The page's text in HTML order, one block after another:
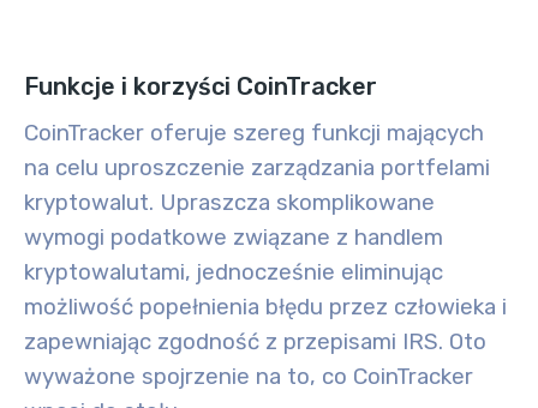
Funkcje i korzyści CoinTracker
CoinTracker oferuje szereg funkcji mających
na celu uproszczenie zarządzania portfelami
kryptowalut. Upraszcza skomplikowane
wymogi podatkowe związane z handlem
kryptowalutami, jednocześnie eliminując
możliwość popełnienia błędu przez człowieka i
zapewniając zgodność z przepisami IRS. Oto
wyważone spojrzenie na to, co CoinTracker